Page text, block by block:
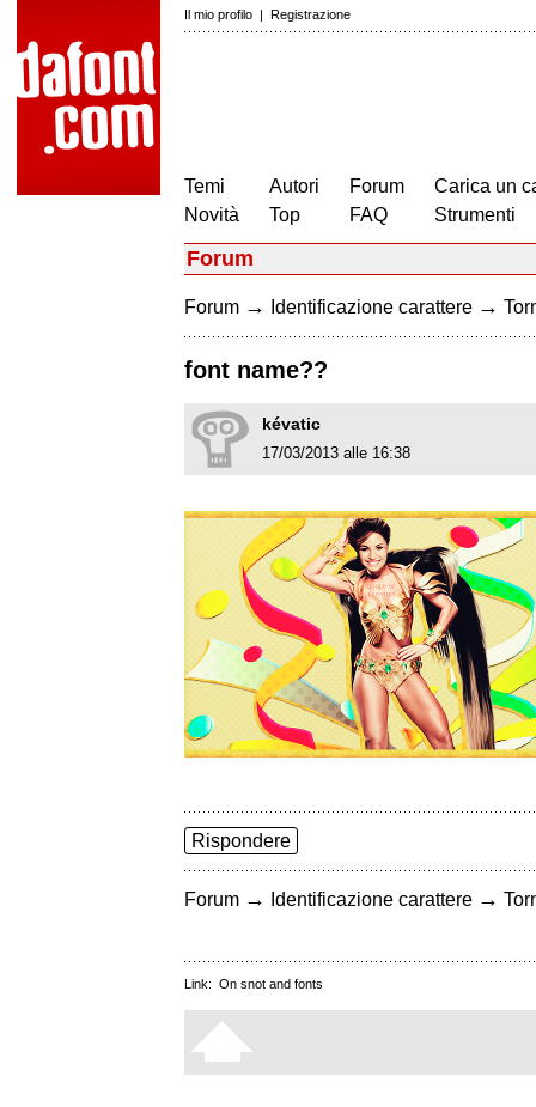
Il mio profilo | Registrazione
Temi
Novità
Autori
Top
Forum
FAQ
Carica un
Strumenti
Forum
Forum → Identificazione carattere →
font name??
kévatic
17/03/2013 alle 16:38
Rispondere
Forum → Identificazione carattere →
Link: On snot and fonts